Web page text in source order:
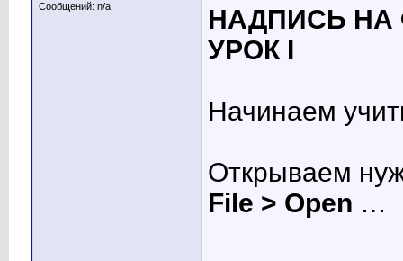
Сообщений: n/a
НАДПИСЬ НА
УРОК I
Начинаем
Открываем
File > Open …